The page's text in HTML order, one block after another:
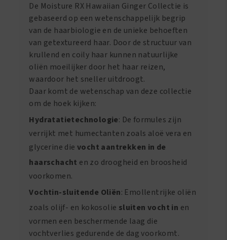
De Moisture RX Hawaiian Ginger Collectie is
gebaseerd op een wetenschappelijk begrip
van de haarbiologie en de unieke behoeften
van getextureerd haar. Door de structuur van
krullend en coily haar kunnen natuurlijke
oliën moeilijker door het haar reizen,
waardoor het sneller uitdroogt.
Daar komt de wetenschap van deze collectie
om de hoek kijken:
Hydratatietechnologie: De formules zijn
verrijkt met humectanten zoals aloë vera en
glycerine die vocht aantrekken in de
haarschacht en zo droogheid en broosheid
voorkomen.
Vochtin-sluitende Oliën: Emollentrijke oliën
zoals olijf- en kokosolie sluiten vocht in en
vormen een beschermende laag die
vochtverlies gedurende de dag voorkomt.